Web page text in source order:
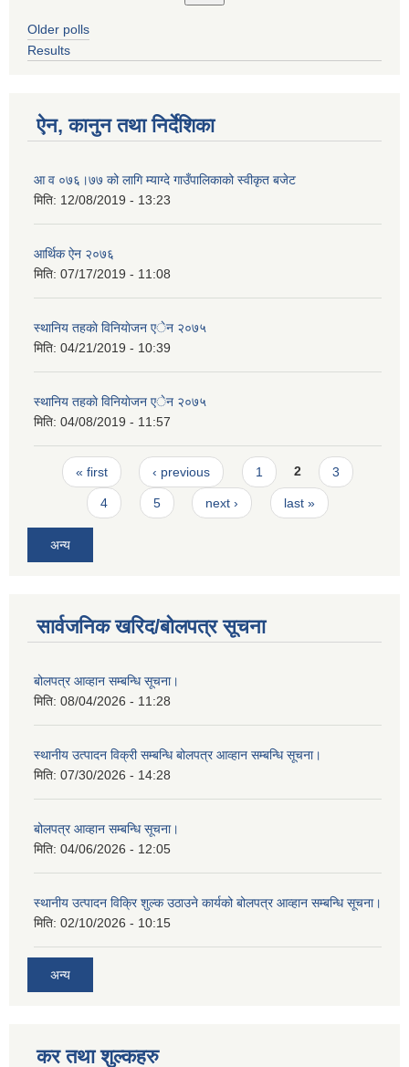
Older polls
Results
ऐन, कानुन तथा निर्देशिका
आ व ०७६।७७ को लागि म्याग्दे गाउँपालिकाको स्वीकृत बजेट
मिति: 12/08/2019 - 13:23
आर्थिक ऐन २०७६
मिति: 07/17/2019 - 11:08
स्थानिय तहकाे विनियाेजन एेन २०७५
मिति: 04/21/2019 - 10:39
स्थानिय तहकाे विनियाेजन एेन २०७५
मिति: 04/08/2019 - 11:57
Pages
« first ‹ previous 1 2 3
4 5 next › last »
अन्य
सार्वजनिक खरिद/बोलपत्र सूचना
बोलपत्र आव्हान सम्बन्धि सूचना।
मिति: 08/04/2026 - 11:28
स्थानीय उत्पादन विक्री सम्बन्धि बोलपत्र आव्हान सम्बन्धि सूचना।
मिति: 07/30/2026 - 14:28
बोलपत्र आव्हान सम्बन्धि सूचना।
मिति: 04/06/2026 - 12:05
स्थानीय उत्पादन विक्रि शुल्क उठाउने कार्यको बोलपत्र आव्हान सम्बन्धि सूचना।
मिति: 02/10/2026 - 10:15
अन्य
कर तथा शुल्कहरु